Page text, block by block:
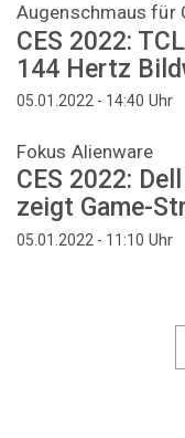
Augenschmaus für
CES 2022:
144 Hertz
05.01.2022 - 14:40 Uhr
Fokus Alienware
CES 2022:
zeigt Game-
05.01.2022 - 11:10 Uhr